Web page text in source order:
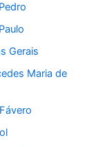
Gerais
Maria de